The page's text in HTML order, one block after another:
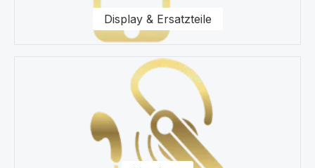
Galaxy A3 (2017) Smartphone zur Seite.
Display & Ersatzteile